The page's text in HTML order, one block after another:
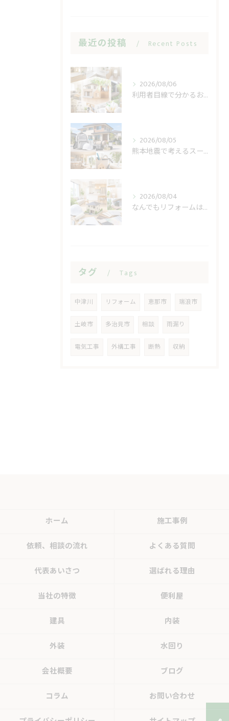
最近の投稿 Recent Posts
2026/08/06
利用者目線で分かるおうち工房たぐちの安心感
2026/08/05
熊本地震で考えるスーパー休業と住まいの備え
2026/08/04
なんでもリフォームは見積もりで費用不安を減らす
タグ Tags
中津川 リフォーム 恵那市 瑞浪市
土岐市 多治見市 相談 雨漏り
電気工事 外構工事 断熱 収納
ホーム 施工事例
依頼、相談の流れ よくある質問
代表あいさつ 選ばれる理由
当社の特徴 便利屋
建具 内装
外装 水回り
会社概要 ブログ
コラム お問い合わせ